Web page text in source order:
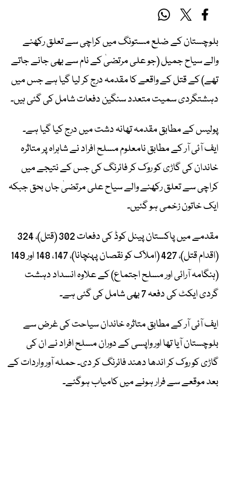
بلوچستان کے ضلع مستونگ میں کراچی سے تعلق رکھنے
والے سیاح جمیل (جو علی مرتضیٰ کے نام سے بھی جانے جاتے
تھے) کے قتل کے واقعے کا مقدمہ درج کر لیا گیا ہے جس میں
دہشتگردی سمیت متعدد سنگین دفعات شامل کی گئی ہیں۔
پولیس کے مطابق مقدمہ تھانہ دشت میں درج کیا گیا ہے۔
ایف آئی آر کے مطابق نامعلوم مسلح افراد نے شاہراہ پر متاثرہ
خاندان کی گاڑی کو روک کر فائرنگ کی جس کے نتیجے میں
کراچی سے تعلق رکھنے والے سیاح علی مرتضیٰ جاں بحق جبکہ
ایک خاتون زخمی ہو گئیں۔
مقدمے میں پاکستان پینل کوڈ کی دفعات 302 (قتل)، 324
(اقدام قتل)، 427 (املاک کو نقصان پہنچانا)، 147، 148 اور 149
(ہنگامہ آرائی اور مسلح اجتماع) کے علاوہ انسداد دہشت
گردی ایکٹ کی دفعہ 7 بھی شامل کی گئی ہے۔
ایف آئی آر کے مطابق متاثرہ خاندان سیاحت کی غرض سے
بلوچستان آیا تھا اور واپسی کے دوران مسلح افراد نے ان کی
گاڑی کو روک کر اندھا دھند فائرنگ کر دی۔ حملہ آور واردات کے
بعد موقعے سے فرار ہونے میں کامیاب ہوگئے۔